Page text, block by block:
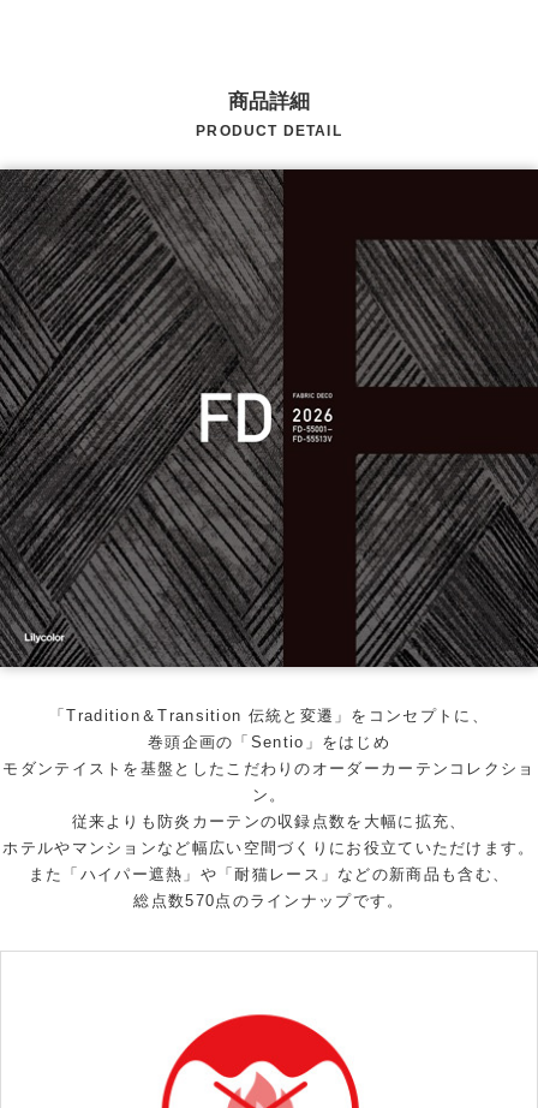
商品詳細
PRODUCT DETAIL
「Tradition＆Transition 伝統と変遷」をコンセプトに、
巻頭企画の「Sentio」をはじめ
モダンテイストを基盤としたこだわりのオーダーカーテンコレクショ
ン。
従来よりも防炎カーテンの収録点数を大幅に拡充、
ホテルやマンションなど幅広い空間づくりにお役立ていただけます。
また「ハイパー遮熱」や「耐猫レース」などの新商品も含む、
総点数570点のラインナップです。